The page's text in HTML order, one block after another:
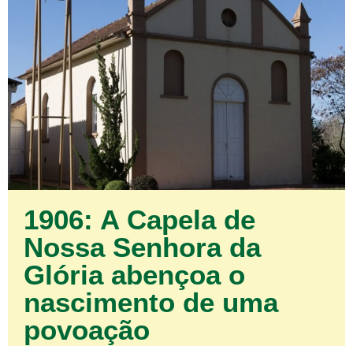
1906: A Capela de
Nossa Senhora da
Glória abençoa o
nascimento de uma
povoação